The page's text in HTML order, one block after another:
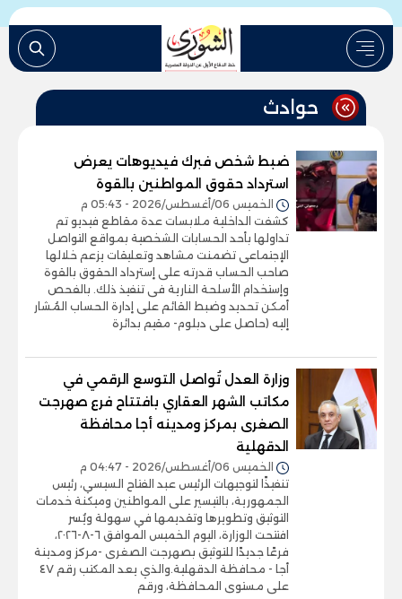
حوادث
ضبط شخص فبرك فيديوهات يعرض
استرداد حقوق المواطنين بالقوة
الخميس 06/أغسطس/2026 - 05:43 م
كشفت الداخلية ملابسات عدة مقاطع فيديو تم
تداولها بأحد الحسابات الشخصية بمواقع التواصل
الإجتماعى تضمنت مشاهد وتعليقات يزعم خلالها
صاحب الحساب قدرته على إسترداد الحقوق بالقوة
وإستخدام الأسلحة النارية فى تنفيذ ذلك. بالفحص
أمكن تحديد وضبط القائم على إدارة الحساب المُشار
إليه (حاصل على دبلوم- مقيم بدائرة
وزارة العدل تُواصل التوسع الرقمي في
مكاتب الشهر العقاري بافتتاح فرع صهرجت
الصغرى بمركز ومدينه أجا محافظة
الدقهلية
الخميس 06/أغسطس/2026 - 04:47 م
تنفيذًا لتوجيهات الرئيس عبد الفتاح السيسي، رئيس
الجمهورية، بالتيسير على المواطنين وميكنة خدمات
التوثيق وتطويرها وتقديمها في سهولة ويُسر
افتتحت الوزارة، اليوم الخميس الموافق ٦-٨-٢٠٢٦،
فرعًا جديدًا للتوثيق بصهرجت الصغرى -مركز ومدينة
أجا - محافظة الدقهلية.والذي يعد المكتب رقم ٤٧
على مستوى المحافظة، ورقم